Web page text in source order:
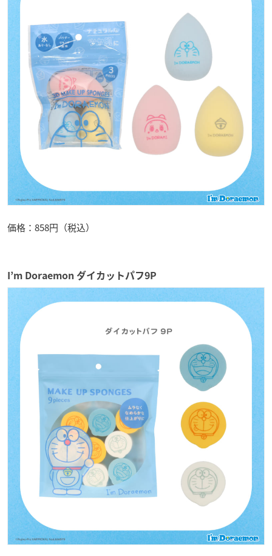
価格：858円（税込）
I’m Doraemon ダイカットパフ9P